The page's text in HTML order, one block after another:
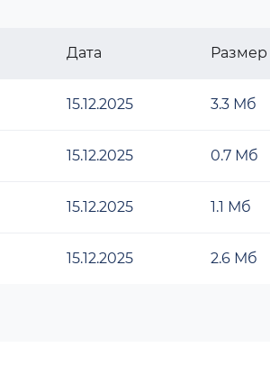
Дата Размер
15.12.2025 3.3 Мб
15.12.2025 0.7 Мб
15.12.2025 1.1 Мб
15.12.2025 2.6 Мб